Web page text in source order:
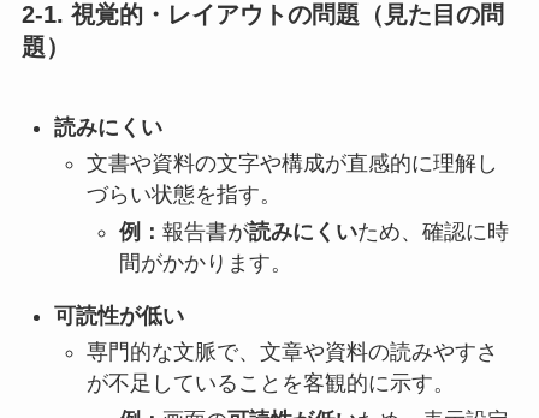
2-1. 視覚的・レイアウトの問題（見た目の問
題）
読みにくい
文書や資料の文字や構成が直感的に理解し
づらい状態を指す。
例： 報告書が読みにくいため、確認に時
間がかかります。
可読性が低い
専門的な文脈で、文章や資料の読みやすさ
が不足していることを客観的に示す。